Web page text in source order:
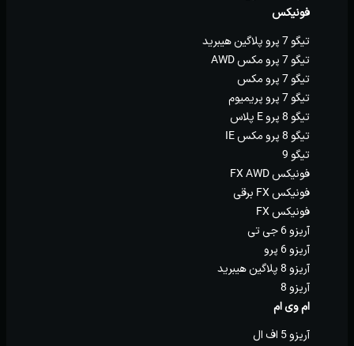
فونیکس
تیگو 7 پرو پلاگین هیبرید
تیگو 7 پرو مکس AWD
تیگو 7 پرو مکس
تیگو 7 پرو پریمیوم
تیگو 8 پرو E پلاس
تیگو 8 پرو مکس IE
تیگو 9
فونیکس FX AWD
فونیکس FX برقی
فونیکس FX
آریزو 6 جی تی
آریزو 6 پرو
آریزو 8 پلاگین هیبرید
آریزو 8
ام وی ام
آریزو 5 اف ال